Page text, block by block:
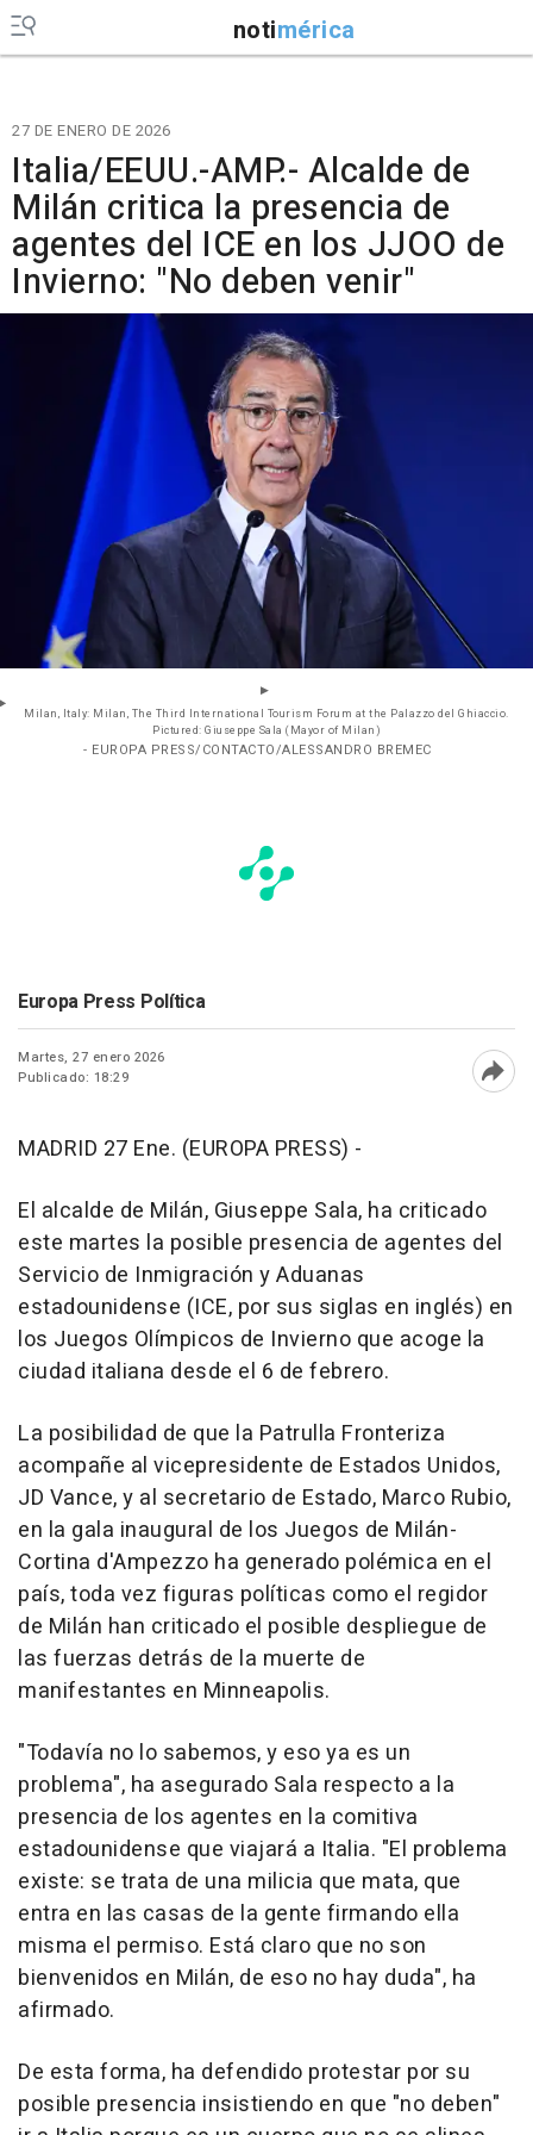
notimérica
27 DE ENERO DE 2026
Italia/EEUU.-AMP.- Alcalde de
Milán critica la presencia de
agentes del ICE en los JJOO de
Invierno: "No deben venir"
Milan, Italy: Milan, The Third International Tourism Forum at the Palazzo del Ghiaccio.
Pictured: Giuseppe Sala (Mayor of Milan)
- EUROPA PRESS/CONTACTO/ALESSANDRO BREMEC
Europa Press Política
Martes, 27 enero 2026
Publicado: 18:29
MADRID 27 Ene. (EUROPA PRESS) -
El alcalde de Milán, Giuseppe Sala, ha criticado
este martes la posible presencia de agentes del
Servicio de Inmigración y Aduanas
estadounidense (ICE, por sus siglas en inglés) en
los Juegos Olímpicos de Invierno que acoge la
ciudad italiana desde el 6 de febrero.
La posibilidad de que la Patrulla Fronteriza
acompañe al vicepresidente de Estados Unidos,
JD Vance, y al secretario de Estado, Marco Rubio,
en la gala inaugural de los Juegos de Milán-
Cortina d'Ampezzo ha generado polémica en el
país, toda vez figuras políticas como el regidor
de Milán han criticado el posible despliegue de
las fuerzas detrás de la muerte de
manifestantes en Minneapolis.
"Todavía no lo sabemos, y eso ya es un
problema", ha asegurado Sala respecto a la
presencia de los agentes en la comitiva
estadounidense que viajará a Italia. "El problema
existe: se trata de una milicia que mata, que
entra en las casas de la gente firmando ella
misma el permiso. Está claro que no son
bienvenidos en Milán, de eso no hay duda", ha
afirmado.
De esta forma, ha defendido protestar por su
posible presencia insistiendo en que "no deben"